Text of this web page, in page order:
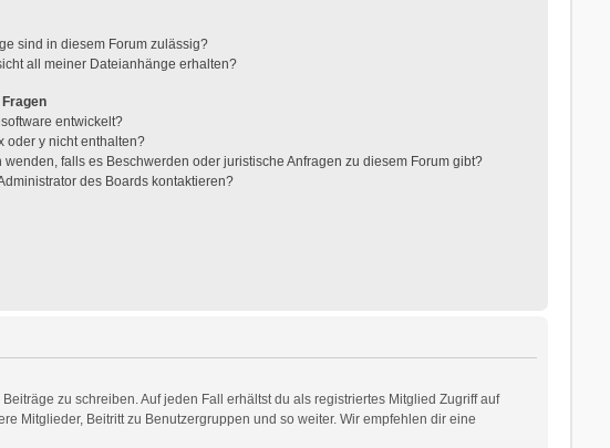
sind in diesem Forum zulässig?
all meiner Dateianhänge erhalten?
entwickelt?
oder y nicht enthalten?
wenden, falls es Beschwerden oder juristische Anfragen zu diesem Forum gibt?
des Boards kontaktieren?
zu schreiben. Auf jeden Fall erhältst du als registriertes Mitglied Zugriff auf
Mitglieder, Beitritt zu Benutzergruppen und so weiter. Wir empfehlen dir eine